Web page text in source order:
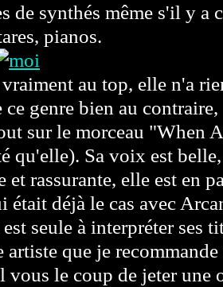
de synthés même s'il y a
pianos.
au top, elle n'a
ce genre bien au contraire,
sur le morceau "When
qu'elle). Sa voix est
et rassurante, elle est en
était déjà le cas avec
seule à interpréter ses
que je recommande
le coup de jeter une